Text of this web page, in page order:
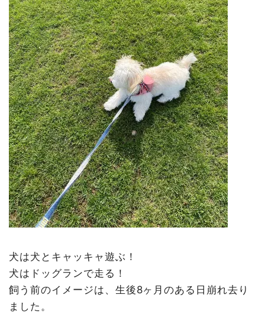
犬は犬とキャッキャ遊ぶ！
犬はドッグランで走る！
飼う前のイメージは、生後8ヶ月のある日崩れ去り
ました。